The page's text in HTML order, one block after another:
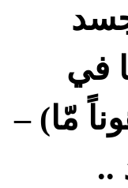
في
مّا) –
..